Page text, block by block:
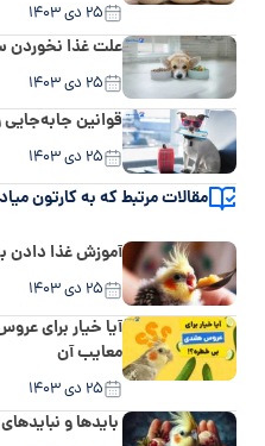
۲۵ دی ۱۴۰۳
علت غذا
۲۵ دی ۱۴۰۳
قوانین جابه‌جایی
۲۵ دی ۱۴۰۳
مقالات مرتبط که به کارتون
آموزش غذا دادن
۲۵ دی ۱۴۰۳
آیا خیار برای
معایب آن
۲۵ دی ۱۴۰۳
بایدها و